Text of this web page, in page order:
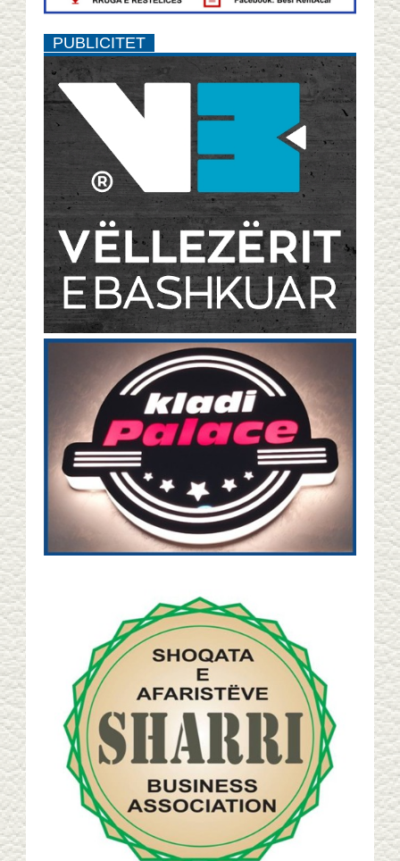
PUBLICITET